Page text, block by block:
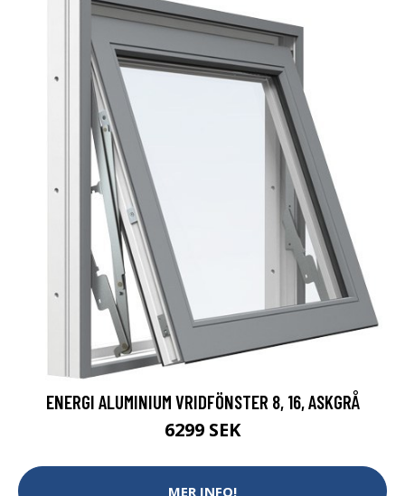
ENERGI ALUMINIUM VRIDFÖNSTER 8, 16, ASKGRÅ
6299 SEK
MER INFO!